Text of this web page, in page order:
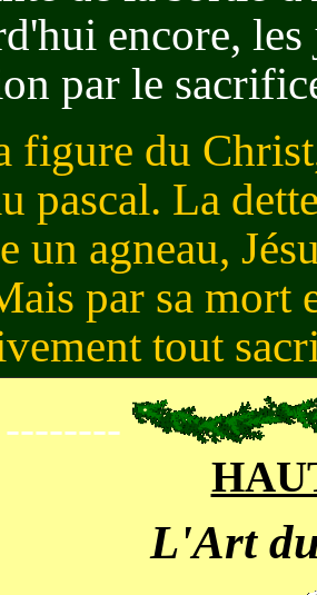
encore,
par le
figure du
pascal. La
un agneau,
par sa mort
tout
--------
L'Art